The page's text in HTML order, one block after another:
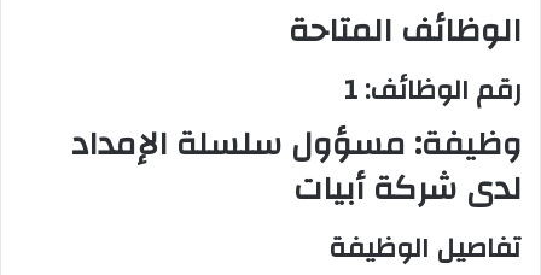
الوظائف المتاحة
رقم الوظائف: 1
وظيفة: مسؤول سلسلة الإمداد
لدى شركة أبيات
تفاصيل الوظيفة